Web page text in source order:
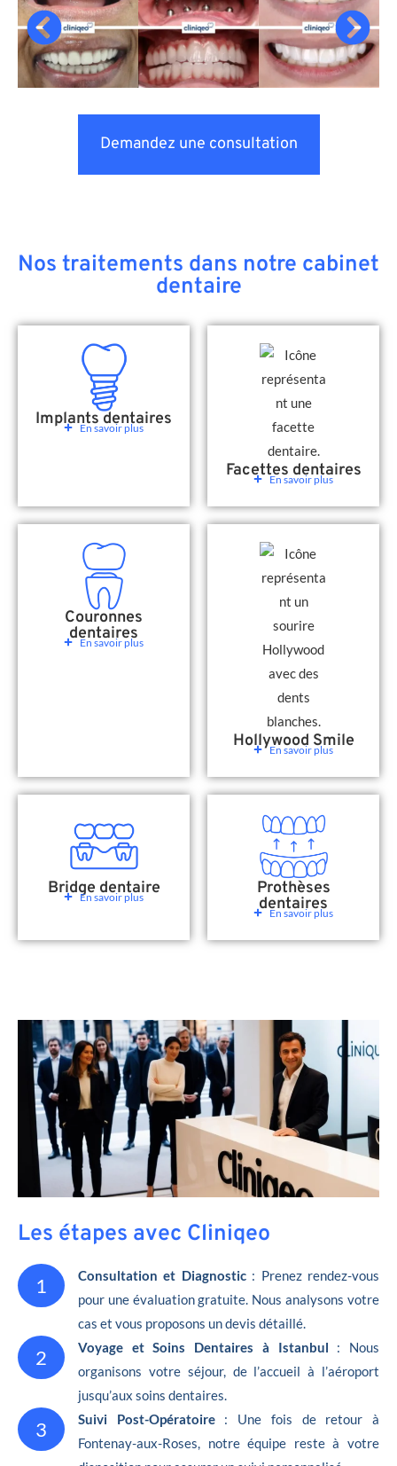
Demandez une consultation
Nos traitements dans notre cabinet
dentaire
Implants dentaires
En savoir plus
Facettes dentaires
En savoir plus
Couronnes
dentaires
En savoir plus
Hollywood Smile
En savoir plus
Bridge dentaire
En savoir plus Prothèses
dentaires
En savoir plus
Les étapes avec Cliniqeo
1 Consultation et Diagnostic: Prenez rendez-vous
pour une évaluation gratuite. Nous analysons votre
cas et vous proposons un devis détaillé.
2 Voyage et Soins Dentaires à Istanbul : Nous
organisons votre séjour, de l’accueil à l’aéroport
jusqu’aux soins dentaires.
3 Suivi Post-Opératoire : Une fois de retour à
Fontenay-aux-Roses, notre équipe reste à votre